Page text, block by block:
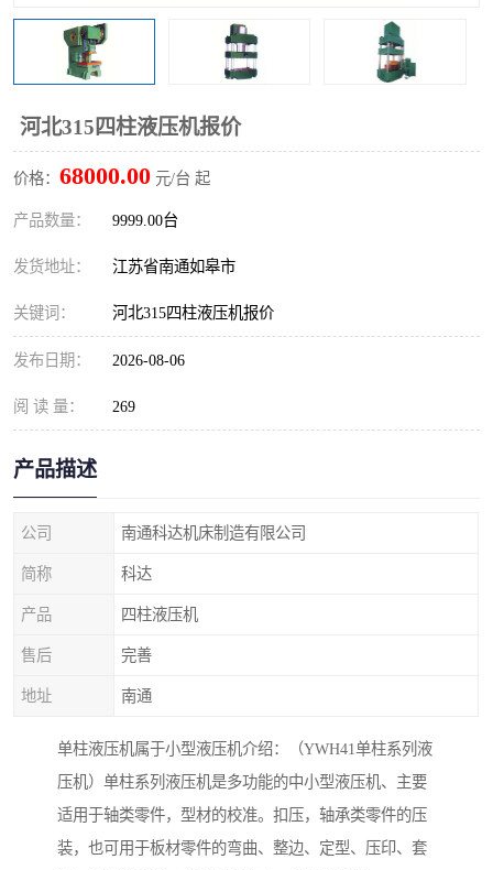
河北315四柱液压机报价
价格： 68000.00 元/台 起
产品数量： 9999.00台
发货地址： 江苏省南通如皋市
关键词： 河北315四柱液压机报价
发布日期： 2026-08-06
阅 读 量： 269
产品描述
公司 南通科达机床制造有限公司
简称 科达
产品 四柱液压机
售后 完善
地址 南通
单柱液压机属于小型液压机介绍：（YWH41单柱系列液
压机）单柱系列液压机是多功能的中小型液压机、主要
适用于轴类零件，型材的校准。扣压，轴承类零件的压
装，也可用于板材零件的弯曲、整边、定型、压印、套